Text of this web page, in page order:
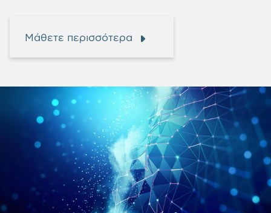
Μάθετε περισσότερα